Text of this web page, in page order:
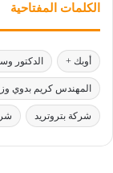
الكلمات المفتاحية
أوبك + الدكتور
المهندس كريم بدوي
شركة بتروتريد